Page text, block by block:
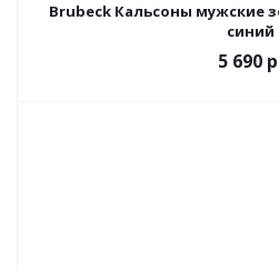
Brubeck Кальсоны мужские
синий
5 690